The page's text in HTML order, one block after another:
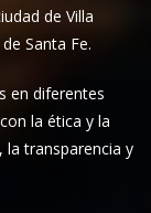
de Villa
Santa Fe.
en diferentes
la ética y la
la transparencia y